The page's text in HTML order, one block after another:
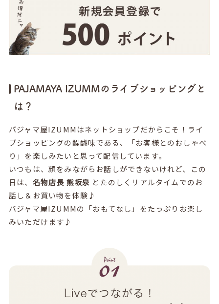
PAJAMAYA IZUMMのライブショッピングと
は？
パジャマ屋IZUMMはネットショップだからこそ！ライ
ブショッピングの醍醐味である、「お客様とのおしゃべ
り」を楽しみたいと思って配信しています。
いつもは、顔をみながらお話しができないけれど、この
日は、 名物店長 熊坂泉 とたのしくリアルタイムでのお
話し＆お買い物を体験♪
パジャマ屋IZUMMの「おもてなし」をたっぷりお楽し
みいただけます♪